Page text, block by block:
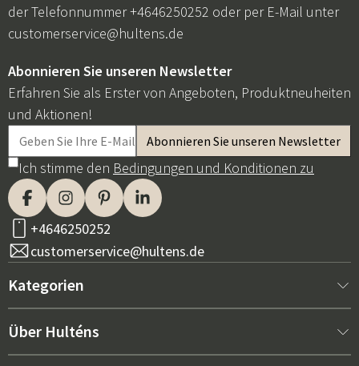
der Telefonnummer +4646250252 oder per E-Mail unter
customerservice@hultens.de
Abonnieren Sie unseren Newsletter
Erfahren Sie als Erster von Angeboten, Produktneuheiten
und Aktionen!
Ich stimme den Bedingungen und Konditionen zu
+4646250252
customerservice@hultens.de
Kategorien
Neu bei uns
Über Hulténs